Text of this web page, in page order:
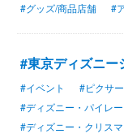
#グッズ/商品店舗
#
#東京ディズニー
#イベント #ピクサ
#ディズニー・パイレ
#ディズニー・クリスマ